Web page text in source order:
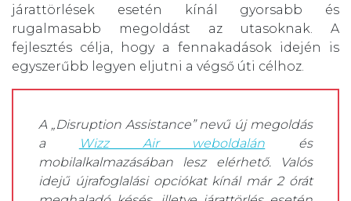
járattörlések esetén kínál gyorsabb és
rugalmasabb megoldást az utasoknak. A
fejlesztés célja, hogy a fennakadások idején is
egyszerűbb legyen eljutni a végső úti célhoz.
A „Disruption Assistance” nevű új megoldás
a
Wizz Air weboldalán és
mobilalkalmazásában lesz elérhető. Valós
idejű újrafoglalási opciókat kínál már 2 órát